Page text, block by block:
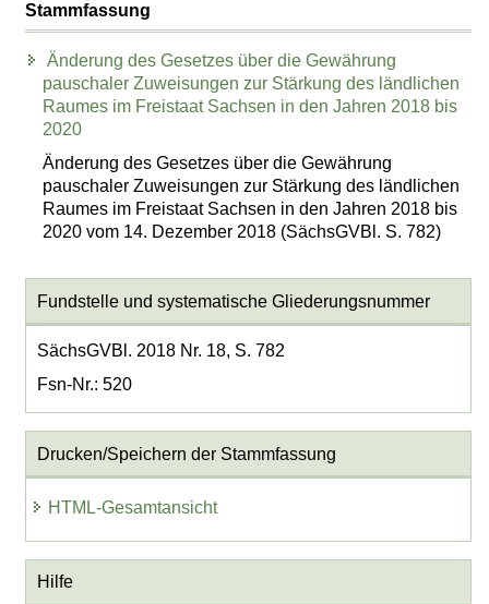
Stammfassung
Änderung des Gesetzes über die Gewährung
pauschaler Zuweisungen zur Stärkung des ländlichen
Raumes im Freistaat Sachsen in den Jahren 2018 bis
2020
Änderung des Gesetzes über die Gewährung
pauschaler Zuweisungen zur Stärkung des ländlichen
Raumes im Freistaat Sachsen in den Jahren 2018 bis
2020 vom 14. Dezember 2018 (SächsGVBl. S. 782)
Fundstelle und systematische Gliederungsnummer
SächsGVBl. 2018 Nr. 18, S. 782
Fsn-Nr.: 520
Drucken/Speichern der Stammfassung
HTML-Gesamtansicht
Hilfe